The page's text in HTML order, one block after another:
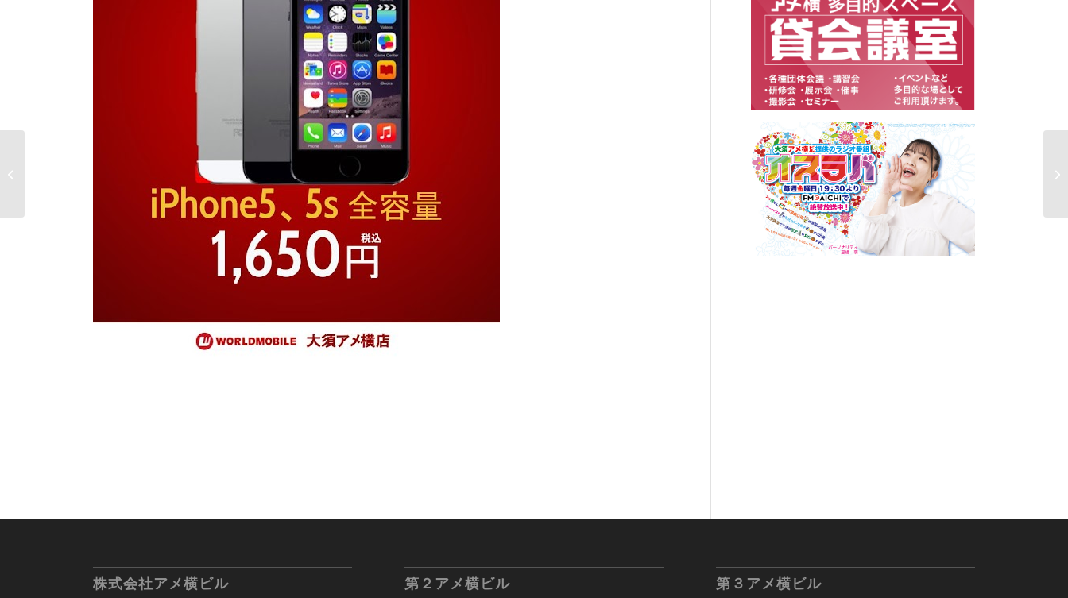
株式会社アメ横ビル 第２アメ横ビル 第３アメ横ビル